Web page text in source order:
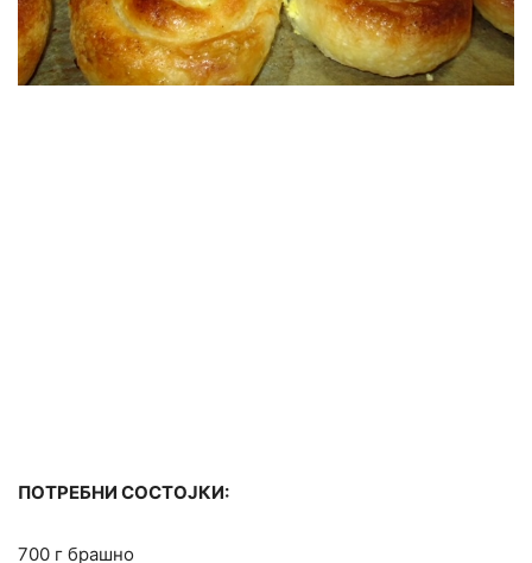
ПОТРЕБНИ СОСТОЈКИ:
700 г брашно